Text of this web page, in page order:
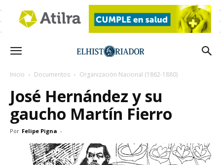
Inicio Documentos Organización Nacional (1862-1880)
José Hernández y su
gaucho Martín Fierro
Por Felipe Pigna -